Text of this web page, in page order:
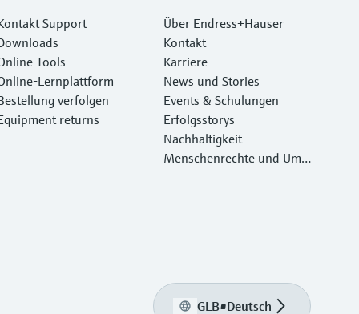
Support
Tools
Lernplattform
verfolgen
returns
Über Endress+Hauser
Kontakt
Karriere
News und Stories
Events & Schulungen
Erfolgsstorys
Nachhaltigkeit
Menschenrechte und Umw
GLB•Deutsch